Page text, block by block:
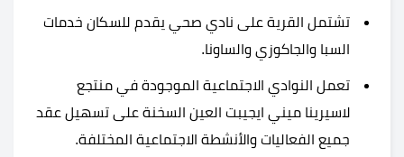
تشتمل القرية على نادي صحي يقدم للسكان خدمات
السبا والجاكوزي والساونا.
تعمل النوادي الاجتماعية الموجودة في منتجع
لاسيرينا ميني ايجيبت العين السخنة على تسهيل عقد
جميع الفعاليات والأنشطة الاجتماعية المختلفة.